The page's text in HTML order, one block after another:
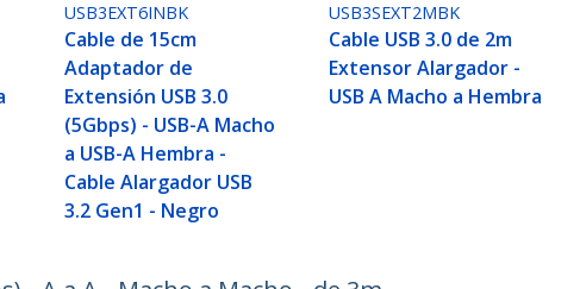
USB3EXT6INBK
Cable de 15cm
Adaptador de
Extensión USB 3.0
(5Gbps) - USB-A Macho
a USB-A Hembra -
Cable Alargador USB
3.2 Gen1 - Negro
USB3SEXT2MBK
Cable USB 3.0 de 2m
Extensor Alargador -
USB A Macho a Hembra